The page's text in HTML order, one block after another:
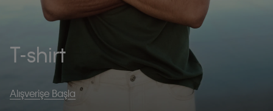
T-shirt
Alışverişe Başla